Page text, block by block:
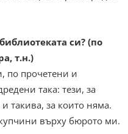
си? (по
т.н.)
по прочетени и
така: тези, за
такива, за които няма.
върху бюрото ми.